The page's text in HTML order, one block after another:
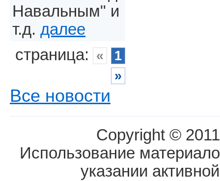
Навальным" и
т.д. далее
страница: «
1
»
Все новости
Copyright ©
Использование
указании